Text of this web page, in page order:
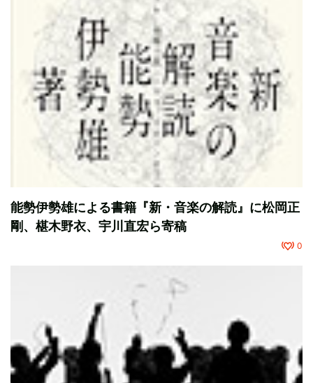
能勢伊勢雄による書籍『新・音楽の解読』に松岡正
剛、椹木野衣、宇川直宏ら寄稿
0